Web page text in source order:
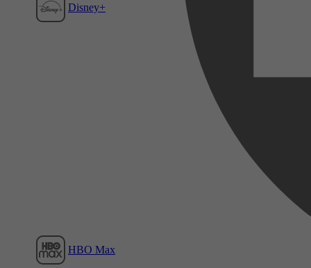
Disney+
HBO Max